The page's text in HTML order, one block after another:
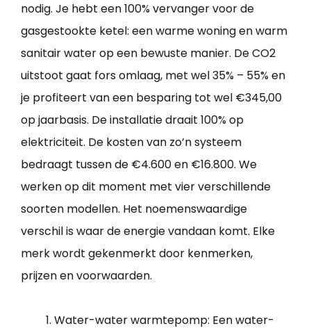
nodig. Je hebt een 100% vervanger voor de
gasgestookte ketel: een warme woning en warm
sanitair water op een bewuste manier. De CO2
uitstoot gaat fors omlaag, met wel 35% – 55% en
je profiteert van een besparing tot wel €345,00
op jaarbasis. De installatie draait 100% op
elektriciteit. De kosten van zo’n systeem
bedraagt tussen de €4.600 en €16.800. We
werken op dit moment met vier verschillende
soorten modellen. Het noemenswaardige
verschil is waar de energie vandaan komt. Elke
merk wordt gekenmerkt door kenmerken,
prijzen en voorwaarden.
Water-water warmtepomp: Een water-